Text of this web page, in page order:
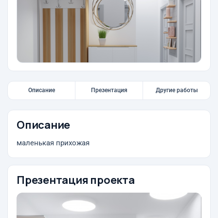
Описание Презентация Другие работы
Описание
маленькая прихожая
Презентация проекта